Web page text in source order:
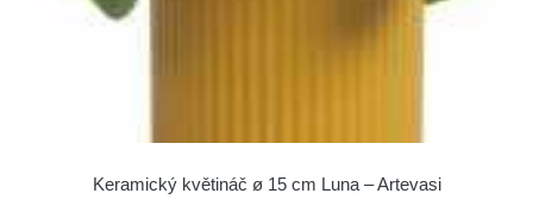
Keramický květináč ø 15 cm Luna – Artevasi